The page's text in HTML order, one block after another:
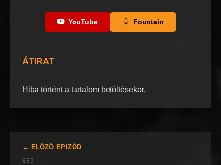
YouTube Fountain
ÁTIRAT
Hiba történt a tartalom betöltésekor.
← ELŐZŐ EPIZÓD
E83